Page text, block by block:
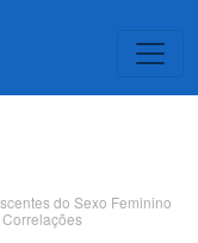
do Sexo Feminino